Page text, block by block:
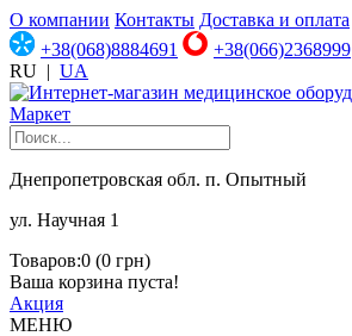
О компании Контакты Доставка и оплата
+38(068)8884691
+38(066)2368999
RU | UA
Днепропетровская обл. п. Опытный
ул. Научная 1
Товаров:0 (0 грн)
Ваша корзина пуста!
Акция
МЕНЮ